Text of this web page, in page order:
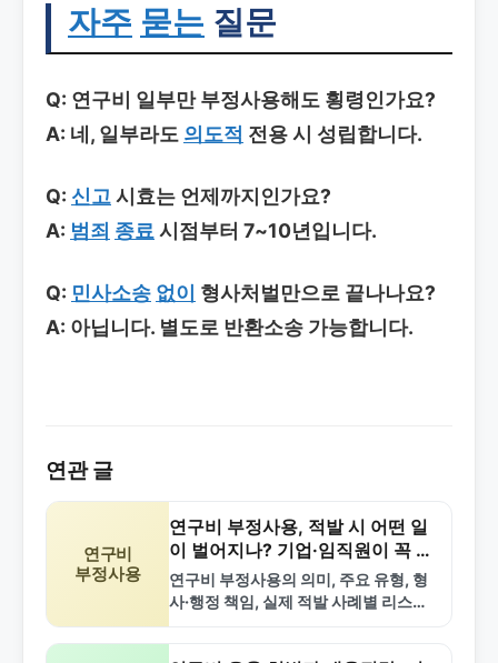
자주 묻는 질문
Q: 연구비 일부만 부정사용해도 횡령인가요?
A: 네, 일부라도 의도적 전용 시 성립합니다.
Q: 신고 시효는 언제까지인가요?
A: 범죄 종료 시점부터 7~10년입니다.
Q: 민사소송 없이 형사처벌만으로 끝나나요?
A: 아닙니다. 별도로 반환소송 가능합니다.
연관 글
연구비
부정사용
연구비 부정사용, 적발 시 어떤 일
이 벌어지나? 기업·임직원이 꼭 알
아야 할 핵심 쟁점
연구비 부정사용의 의미, 주요 유형, 형
사·행정 책임, 실제 적발 사례별 리스크,